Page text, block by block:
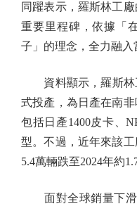
同躍表示，羅斯林工
重要里程碑，依據「
子」的理念，全力融入
資料顯示，羅斯林
式投產，為日產在南
包括日產1400皮卡、
型。不過，近年來該
5.4萬輛跌至2024年約
面對全球銷量下滑